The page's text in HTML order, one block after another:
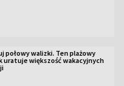
połowy walizki. Ten plażowy
uratuje większość wakacyjnych